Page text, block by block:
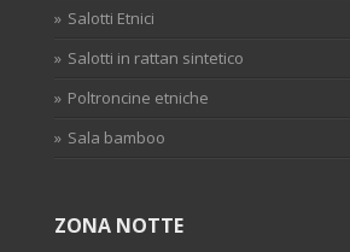
Salotti Etnici
Salotti in rattan sintetico
Poltroncine etniche
Sala bamboo
ZONA NOTTE